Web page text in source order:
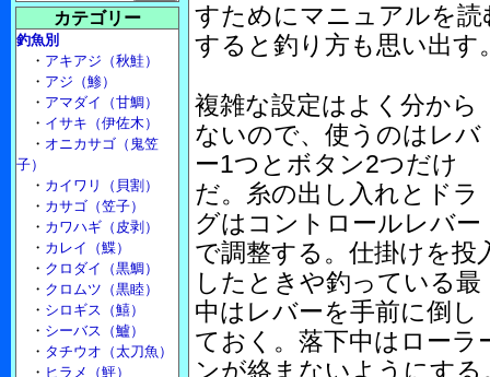
すためにマニュアルを
すると釣り方も思い出す
複雑な設定はよく分から
ないので、使うのはレバ
ー1つとボタン2つだけ
だ。糸の出し入れとドラ
グはコントロールレバー
で調整する。仕掛けを投
したときや釣っている最
中はレバーを手前に倒し
ておく。落下中はロー
ンが絡まないようにす
カテゴリー
釣魚別
・ アキアジ（秋鮭）
・ アジ（鯵）
・ アマダイ（甘鯛）
・ イサキ（伊佐木）
・ オニカサゴ（鬼笠
子）
・ カイワリ（貝割）
・ カサゴ（笠子）
・ カワハギ（皮剥）
・ カレイ（鰈）
・ クロダイ（黒鯛）
・ クロムツ（黒睦）
・ シロギス（鱚）
・ シーバス（鱸）
・ タチウオ（太刀魚）
・ ヒラメ（鮃）